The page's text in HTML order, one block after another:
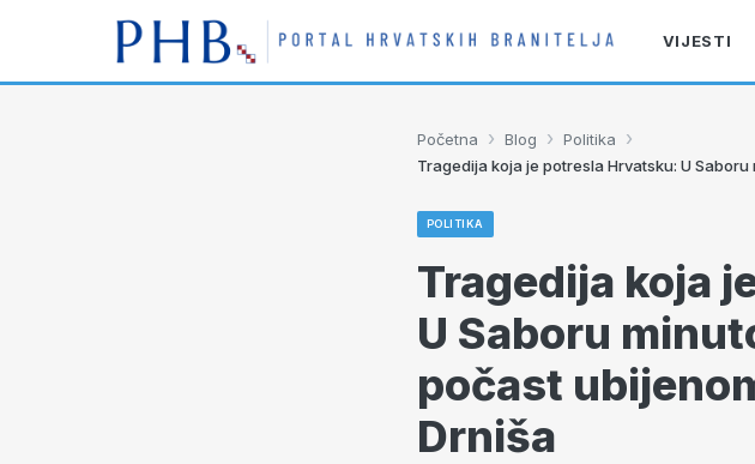
VIJESTI
Početna › Blog › Politika ›
Tragedija koja je potresla Hrvatsku: U
POLITIKA
Tragedija koja
U Saboru
počast
Drniša